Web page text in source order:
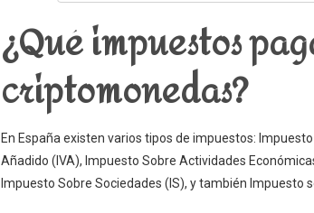
¿Qué impuestos
criptomonedas?
En España existen varios tipos de impuestos:
Añadido (IVA), Impuesto Sobre Actividades
Impuesto Sobre Sociedades (IS), y también Impuesto